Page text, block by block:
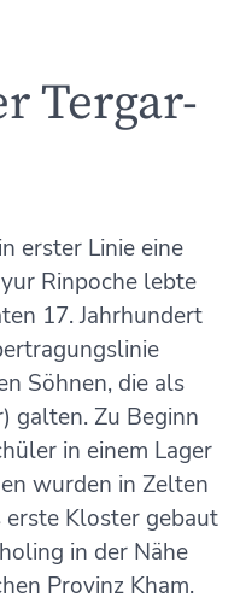
Tergar-
erster Linie eine
Rinpoche lebte
17. Jahrhundert
Söhnen, die als
galten. Zu Beginn
in einem Lager
wurden in Zelten
erste Kloster gebaut
in der Nähe
Provinz Kham.